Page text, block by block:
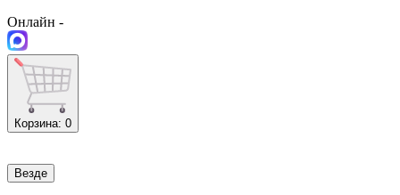
Онлайн -
Корзина: 0
Везде